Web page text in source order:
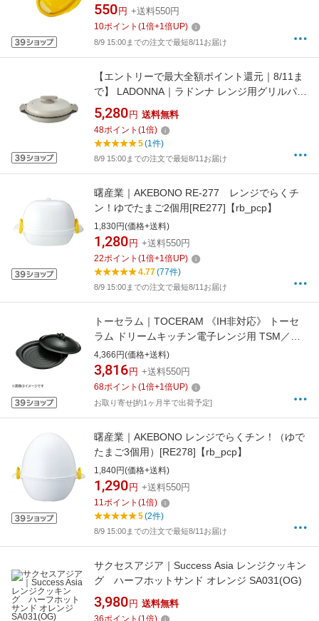
550 円 +送料550円
10ポイント (1倍+1倍UP)
8/9 15:00までの注文で最短8/11お届け
【エントリーで最大全額ポイント還元｜8/11ま
で】 LADONNA｜ラドンナ レンジ用グリルパン
Toffy PURE WHITE K-MW3-PW
5,280 円 送料無料
48ポイント (1倍)
5(1件)
8/9 15:00までの注文で最短8/11お届け
曙産業｜AKEBONO RE-277 レンジでらくチ
ン！ゆでたまご2個用[RE277]【rb_pcp】
1,830円(価格+送料)
1,280 円 +送料550円
22ポイント (1倍+1倍UP)
4.77(77件)
8/9 15:00までの注文で最短8/11お届け
トーセラム｜TOCERAM 《IH非対応》 トーセ
ラム ドリームキッチン電子レンジ用 TSM／
PF21aamn ＜QDL0201＞[QDL0201]
4,366円(価格+送料)
3,816 円 +送料550円
68ポイント (1倍+1倍UP)
お取り寄せ[約1ヶ月半で出荷予定]
曙産業｜AKEBONO レンジでらくチン！（ゆで
たまご3個用）[RE278]【rb_pcp】
1,840円(価格+送料)
1,290 円 +送料550円
11ポイント (1倍)
5(2件)
8/9 15:00までの注文で最短8/11お届け
サクセスアジア｜Success Asia レンジクッキン
グ ハーフホットサンド オレンジ SA031(OG)
3,980 円 送料無料
36ポイント (1倍)